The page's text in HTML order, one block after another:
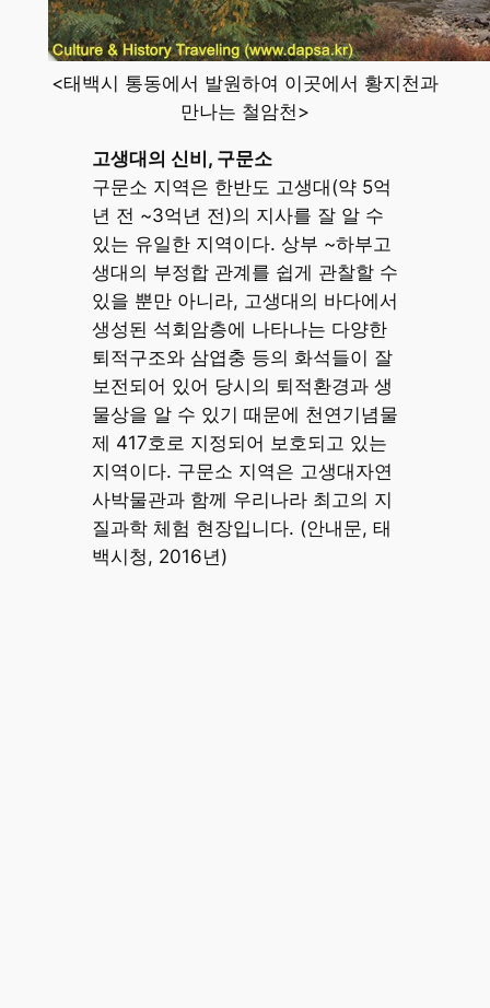
<태백시 통동에서 발원하여 이곳에서 황지천과
만나는 철암천>
고생대의 신비, 구문소
구문소 지역은 한반도 고생대(약 5억
년 전 ~3억년 전)의 지사를 잘 알 수
있는 유일한 지역이다. 상부 ~하부고
생대의 부정합 관계를 쉽게 관찰할 수
있을 뿐만 아니라, 고생대의 바다에서
생성된 석회암층에 나타나는 다양한
퇴적구조와 삼엽충 등의 화석들이 잘
보전되어 있어 당시의 퇴적환경과 생
물상을 알 수 있기 때문에 천연기념물
제 417호로 지정되어 보호되고 있는
지역이다. 구문소 지역은 고생대자연
사박물관과 함께 우리나라 최고의 지
질과학 체험 현장입니다. (안내문, 태
백시청, 2016년)